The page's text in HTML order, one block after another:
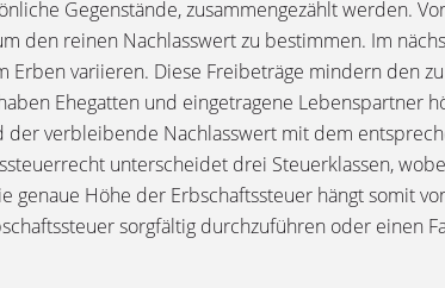
Gegenstände, zusammengezählt werden.
den reinen Nachlasswert zu bestimmen. Im
Erben variieren. Diese Freibeträge mindern den
Ehegatten und eingetragene Lebenspartner
verbleibende Nachlasswert mit dem
unterscheidet drei Steuerklassen,
Höhe der Erbschaftssteuer hängt somit
sorgfältig durchzuführen oder einen